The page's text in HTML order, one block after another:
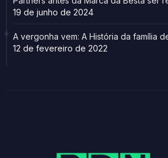
19 de junho de 2024
A vergonha vem: A História da família
12 de fevereiro de 2022